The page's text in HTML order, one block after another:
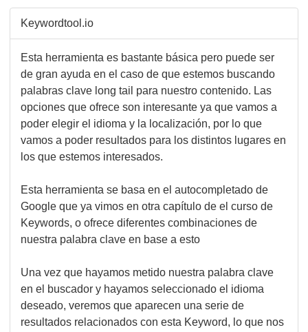
Keywordtool.io
Esta herramienta es bastante básica pero puede ser
de gran ayuda en el caso de que estemos buscando
palabras clave long tail para nuestro contenido. Las
opciones que ofrece son interesante ya que vamos a
poder elegir el idioma y la localización, por lo que
vamos a poder resultados para los distintos lugares en
los que estemos interesados.
Esta herramienta se basa en el autocompletado de
Google que ya vimos en otra capítulo de el curso de
Keywords, o ofrece diferentes combinaciones de
nuestra palabra clave en base a esto
Una vez que hayamos metido nuestra palabra clave
en el buscador y hayamos seleccionado el idioma
deseado, veremos que aparecen una serie de
resultados relacionados con esta Keyword, lo que nos